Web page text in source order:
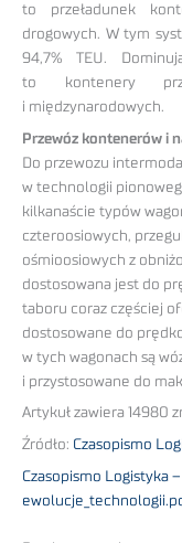
to przeładunek
drogowych. W tym
94,7% TEU.
to kontenery
i międzynarodowych.
Przewóz kontenerów i
Do przewozu
w technologii
kilkanaście typów
czteroosiowych,
ośmioosiowych z
dostosowana jest do
taboru coraz częściej
dostosowane do
w tych wagonach są
i przystosowane do
Artykuł zawiera 14980
Źródło: Czasopismo
Czasopismo Logistyka